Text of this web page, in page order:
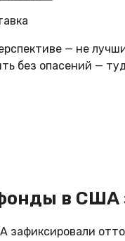
— не
без опасений —
в США